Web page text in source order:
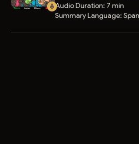
Audio Duration: 7 min
Summary Language: